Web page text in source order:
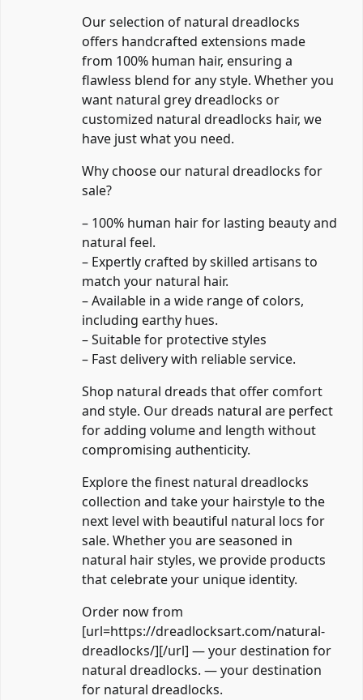
Our selection of natural dreadlocks
offers handcrafted extensions made
from 100% human hair, ensuring a
flawless blend for any style. Whether you
want natural grey dreadlocks or
customized natural dreadlocks hair, we
have just what you need.
Why choose our natural dreadlocks for
sale?
– 100% human hair for lasting beauty and
natural feel.
– Expertly crafted by skilled artisans to
match your natural hair.
– Available in a wide range of colors,
including earthy hues.
– Suitable for protective styles
– Fast delivery with reliable service.
Shop natural dreads that offer comfort
and style. Our dreads natural are perfect
for adding volume and length without
compromising authenticity.
Explore the finest natural dreadlocks
collection and take your hairstyle to the
next level with beautiful natural locs for
sale. Whether you are seasoned in
natural hair styles, we provide products
that celebrate your unique identity.
Order now from
[url=https://dreadlocksart.com/natural-
dreadlocks/][/url] — your destination for
natural dreadlocks. — your destination
for natural dreadlocks.